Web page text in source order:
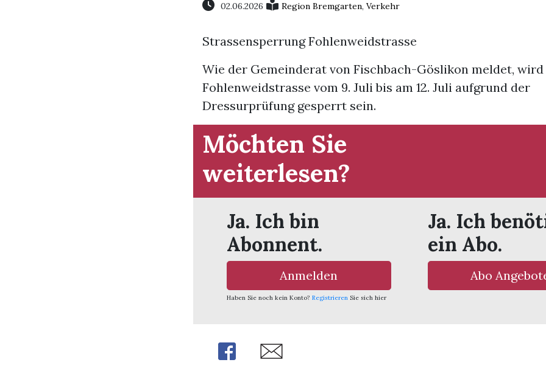
02.06.2026 Region Bremgarten, Verkehr
Strassensperrung Fohlenweidstrasse
Wie der Gemeinderat von Fischbach-Göslikon meldet, wird
Fohlenweidstrasse vom 9. Juli bis am 12. Juli aufgrund der
Dressurprüfung gesperrt sein.
Möchten Sie
weiterlesen?
Ja. Ich bin
Abonnent.
Anmelden
Haben Sie noch kein Konto? Registrieren Sie sich hier
Ja. Ich
ein Abo.
Abo
Share Share